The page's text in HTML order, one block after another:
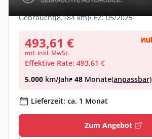
Benzin • Automatik •
Gebraucht(8.184 km)• EZ: 05/2025
493,61 €
mtl. inkl. MwSt.
Effektive Rate: 493,61 €
5.000 km/Jahr• 48 Monate(anpassbar)
Lieferzeit: ca. 1 Monat
Zum Angebot